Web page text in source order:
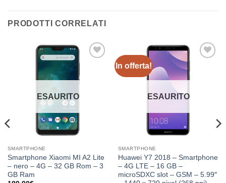
PRODOTTI CORRELATI
Aggiungi
ESAURITO
SMARTPHONE
Smartphone Xiaomi MI A2 Lite
– nero – 4G – 32 GB Rom – 3
GB Ram
In offerta!
alla lista
ESAURITO
SMARTPHONE
Huawei Y7 2018 – Smartphone
– 4G LTE – 16 GB –
microSDXC slot – GSM – 5.99″